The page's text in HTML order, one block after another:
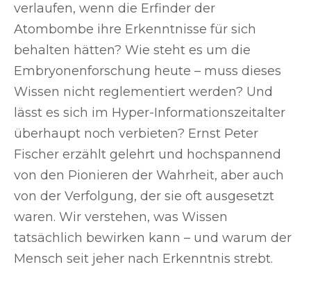
verlaufen, wenn die Erfinder der
Atombombe ihre Erkenntnisse für sich
behalten hätten? Wie steht es um die
Embryonenforschung heute – muss dieses
Wissen nicht reglementiert werden? Und
lässt es sich im Hyper-Informationszeitalter
überhaupt noch verbieten? Ernst Peter
Fischer erzählt gelehrt und hochspannend
von den Pionieren der Wahrheit, aber auch
von der Verfolgung, der sie oft ausgesetzt
waren. Wir verstehen, was Wissen
tatsächlich bewirken kann – und warum der
Mensch seit jeher nach Erkenntnis strebt.